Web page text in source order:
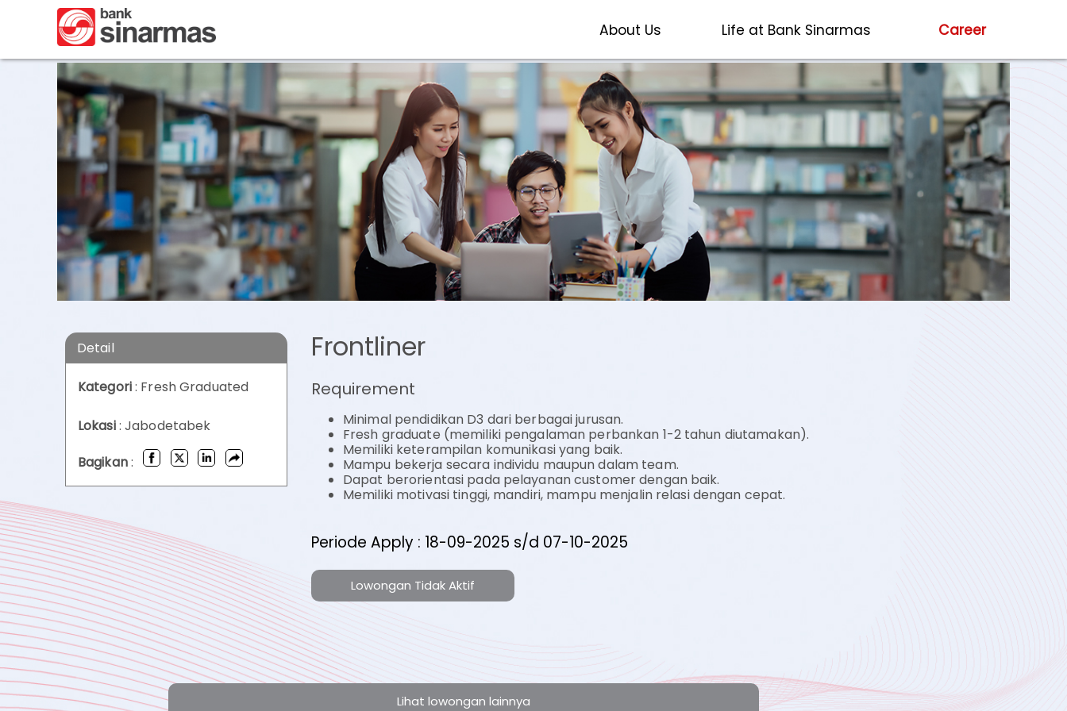
Career
Life at Bank Sinarmas
About Us
Detail
Kategori: Fresh Graduated
Lokasi: Jabodetabek
Bagikan:
Frontliner
Requirement
Minimal pendidikan D3 dari berbagai jurusan.
Fresh graduate (memiliki pengalaman perbankan 1-2 tahun diutamakan).
Memiliki keterampilan komunikasi yang baik.
Mampu bekerja secara individu maupun dalam team.
Dapat berorientasi pada pelayanan customer dengan baik.
Memiliki motivasi tinggi, mandiri, mampu menjalin relasi dengan cepat.
Periode Apply : 18-09-2025 s/d 07-10-2025
Lowongan Tidak Aktif
Lihat lowongan lainnya